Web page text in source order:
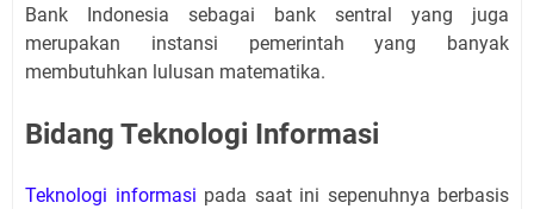
Bank Indonesia sebagai bank sentral yang juga
merupakan instansi pemerintah yang banyak
membutuhkan lulusan matematika.
Bidang Teknologi Informasi
Teknologi informasi pada saat ini sepenuhnya berbasis